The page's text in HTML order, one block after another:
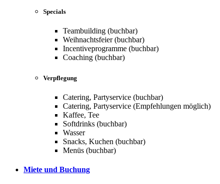
Specials
Teambuilding (buchbar)
Weihnachtsfeier (buchbar)
Incentiveprogramme (buchbar)
Coaching (buchbar)
Verpflegung
Catering, Partyservice (buchbar)
Catering, Partyservice (Empfehlungen möglich)
Kaffee, Tee
Softdrinks (buchbar)
Wasser
Snacks, Kuchen (buchbar)
Menüs (buchbar)
Miete und Buchung